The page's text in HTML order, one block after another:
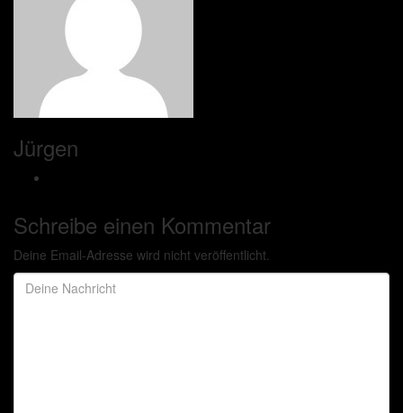
Jürgen
Schreibe einen Kommentar
Deine Email-Adresse wird nicht veröffentlicht.